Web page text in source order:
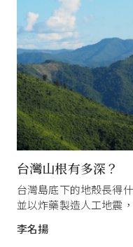
台灣山根有多深？
台灣島底下的地殼長得
並以炸藥製造人工地震
李名揚